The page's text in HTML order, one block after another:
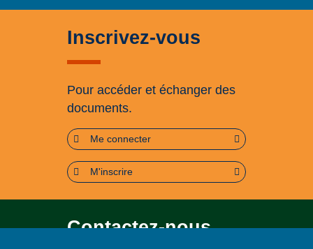
Inscrivez-vous
Pour accéder et échanger des
documents.
Me connecter
M'inscrire
Contactez-nous